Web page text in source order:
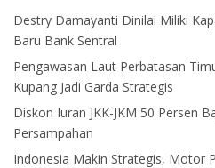
Destry Damayanti Dinilai Miliki
Baru Bank Sentral
Pengawasan Laut Perbatasan
Kupang Jadi Garda Strategis
Diskon Iuran JKK-JKM 50 Persen
Persampahan
Indonesia Makin Strategis, Motor